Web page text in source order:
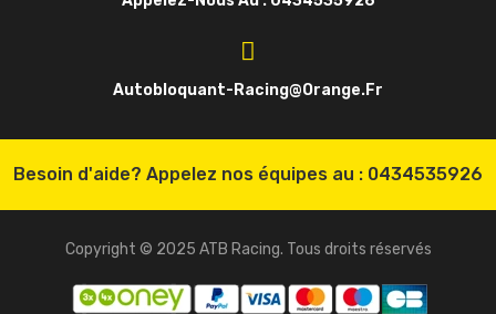
Autobloquant-Racing@orange.fr
Besoin d'aide? Appelez nos équipes au : 0434535926
Copyright © 2025 ATB Racing. Tous droits réservés